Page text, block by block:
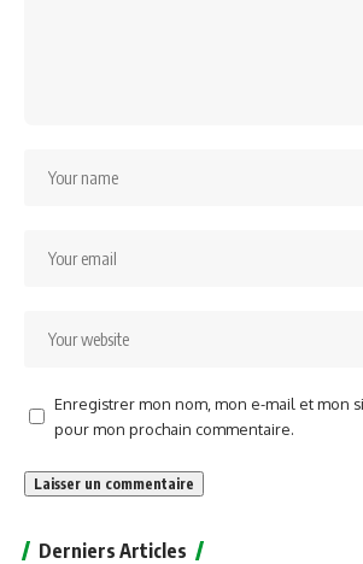
Enregistrer mon nom, mon e-mail et mon
pour mon prochain commentaire.
Derniers Articles